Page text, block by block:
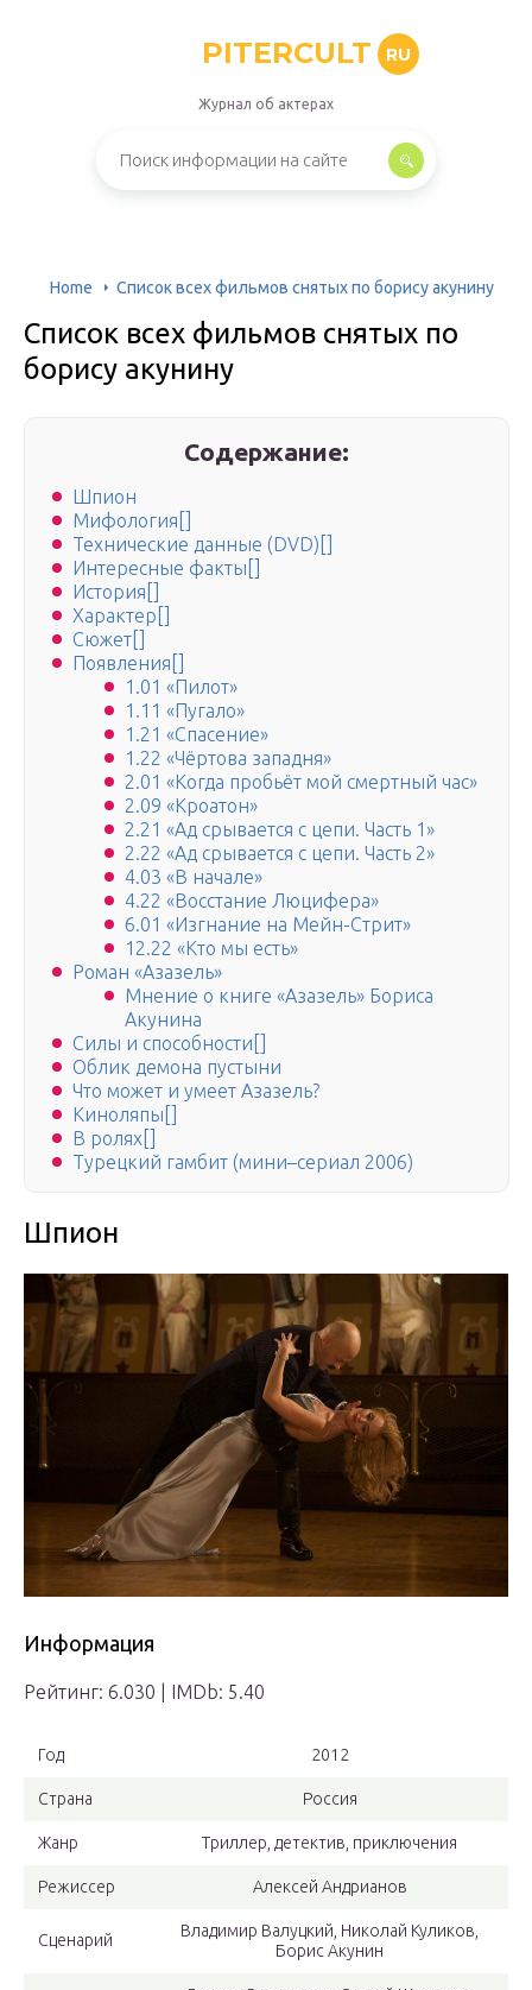
PITERCULT RU
Журнал об актерах
Home Список всех фильмов снятых по борису акунину
Список всех фильмов снятых по
борису акунину
Содержание:
Шпион
Мифология[]
Технические данные (DVD)[]
Интересные факты[]
История[]
Характер[]
Сюжет[]
Появления[]
1.01 «Пилот»
1.11 «Пугало»
1.21 «Спасение»
1.22 «Чёртова западня»
2.01 «Когда пробьёт мой смертный час»
2.09 «Кроатон»
2.21 «Ад срывается с цепи. Часть 1»
2.22 «Ад срывается с цепи. Часть 2»
4.03 «В начале»
4.22 «Восстание Люцифера»
6.01 «Изгнание на Мейн-Стрит»
12.22 «Кто мы есть»
Роман «Азазель»
Мнение о книге «Азазель» Бориса
Акунина
Силы и способности[]
Облик демона пустыни
Что может и умеет Азазель?
Киноляпы[]
В ролях[]
Турецкий гамбит (мини–сериал 2006)
Шпион
Информация
Рейтинг: 6.030 | IMDb: 5.40
Год 2012
Страна Россия
Жанр Триллер, детектив, приключения
Режиссер Алексей Андрианов
Сценарий
Владимир Валуцкий, Николай Куликов,
Борис Акунин